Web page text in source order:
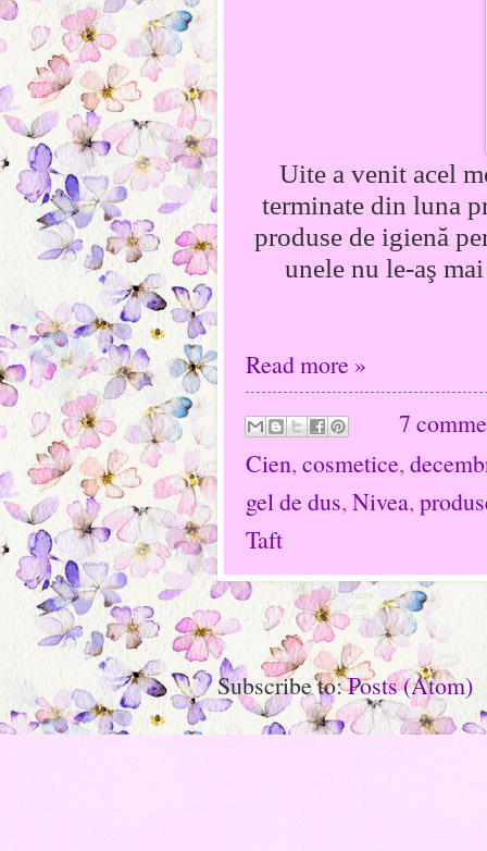
Uite a venit acel
terminate din luna
produse de igienă
unele nu le-aş
Read more »
7
Cien,cosmetice,
gel de dus,Nivea,
Taft
Subscribe to:Posts (Atom)